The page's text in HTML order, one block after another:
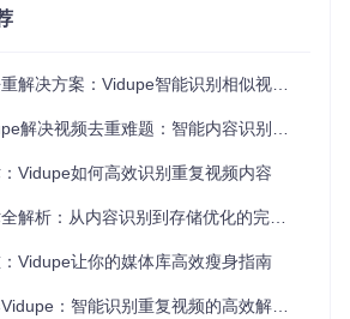
准度
数量设置平衡了扫描速度与识别精度，数
处理时间相应增加。比较阈值调节则能控
认设置已针对大多数场景优化，初学者可
则可根据视频库特点进行微调。
哈希（pHash）技术如同快速筛查员，能
致的鉴别专家，通过分析视频帧的结构
决方案：Vidupe智能识别相似视频的技术实践
决视频去重难题：智能内容识别高效解决方案
Vidupe如何高效识别重复视频内容
析：从内容识别到存储优化的完整方案
Vidupe让你的媒体库高效瘦身指南
：智能识别重复视频的高效解决方案